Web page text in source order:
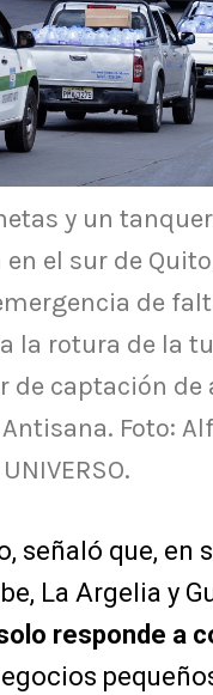
y un
el sur de
de
la rotura de la
de captación de
Foto:
señaló que, en
La Argelia y
responde a